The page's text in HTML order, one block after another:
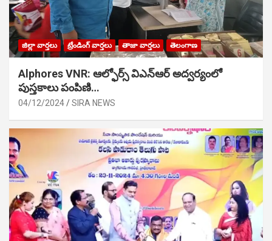
జిల్లా వార్తలు ట్రేండింగ్ వార్తలు తాజా వార్తలు తెలంగాణ
Alphores VNR: ఆల్ఫోర్స్ విఎన్ఆర్ అద్వర్యంలో
పుస్తకాలు పంపిణి…
04/12/2024 SIRA NEWS